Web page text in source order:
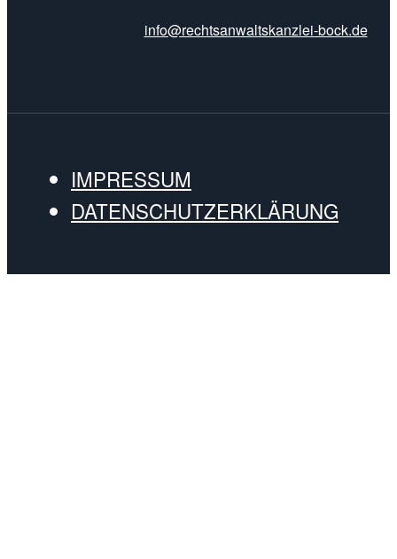
info@rechtsanwaltskanzlei-bock.de
IMPRESSUM
DATENSCHUTZERKLÄRUNG